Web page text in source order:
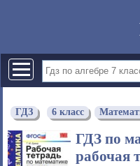
ГДЗ 6 класс
ГДЗ по
рабочая